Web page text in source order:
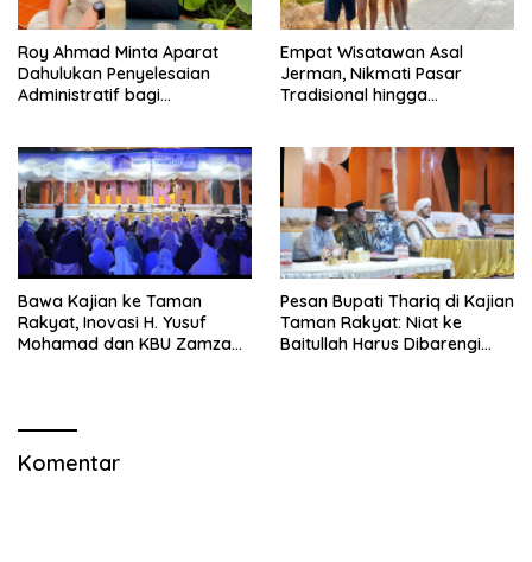
Roy Ahmad Minta Aparat
Dahulukan Penyelesaian
Administratif bagi
Empat Wisatawan Asal
Jerman, Nikmati Pasar
Tradisional hingga
Bawa Kajian ke Taman
Rakyat, Inovasi H. Yusuf
Mohamad dan KBU Zamzam
Pesan Bupati Thariq di Kajian
Taman Rakyat: Niat ke
Baitullah Harus Dibarengi
Komentar